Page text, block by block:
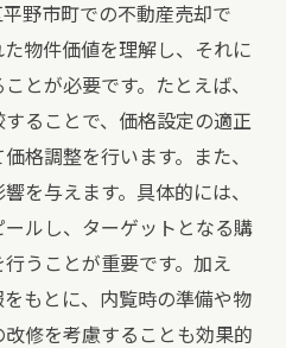
野市町での不動産売却で
物件価値を理解し、それに
とが必要です。たとえば、
ることで、価格設定の適正
格調整を行います。また、
を与えます。具体的には、
ルし、ターゲットとなる購
うことが重要です。加え
もとに、内覧時の準備や物
修を考慮することも効果的